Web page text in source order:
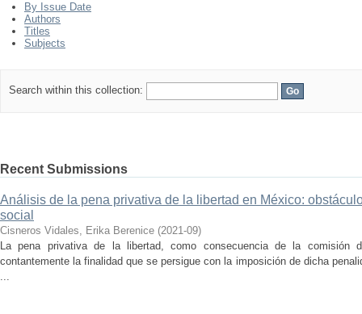
By Issue Date
Authors
Titles
Subjects
Search within this collection:
Recent Submissions
Análisis de la pena privativa de la libertad en México:
social
Cisneros Vidales, Erika Berenice (2021-09)
La pena privativa de la libertad, como consecuencia de la comisión
contantemente la finalidad que se persigue con la imposición de dicha
...